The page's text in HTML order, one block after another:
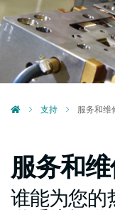
支持 服务和维
服务和
谁能为您的